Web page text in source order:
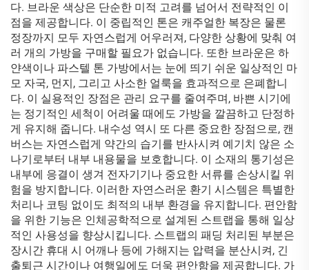
다. 브라운 색상은 단순한 미적 고려를 넘어서 전략적인 이
점을 제공합니다. 이 중립적인 톤은 캐주얼한 복장은 물론
정장까지 모두 자연스럽게 어우러져, 다양한 상황에 맞춰 여
러 개의 가방을 구매할 필요가 없습니다. 또한 브라운은 하
얀색이나 파스텔 톤 가방에서는 눈에 띄기 쉬운 일상적인 마
모 자국, 먼지, 그리고 사소한 얼룩을 효과적으로 은폐합니
다. 이 실용적인 장점은 관리 요구를 줄여주며, 바쁜 시기에
는 정기적인 세척이 어려울 때에도 가방을 깔끔하고 단정하
게 유지해 줍니다. 내수성 역시 또 다른 중요한 장점으로, 캔
버스는 자연스럽게 약간의 습기를 반사시켜 예기치 않은 소
나기로부터 내부 내용물을 보호합니다. 이 소재의 통기성은
내부에 응결이 생겨 전자기기나 중요한 서류를 손상시킬 위
험을 방지합니다. 이러한 자연스러운 환기 시스템은 특별한
처리나 코팅 없이도 최적의 내부 환경을 유지합니다. 편안함
을 위한 기능은 인체공학적으로 설계된 스트랩을 통해 일상
적인 사용성을 향상시킵니다. 스트랩의 패딩 처리된 부분은
장시간 휴대 시 어깨나 등에 가해지는 압력을 분산시켜, 긴
출퇴근 시간이나 여행일에도 더욱 편안함을 제공합니다. 가